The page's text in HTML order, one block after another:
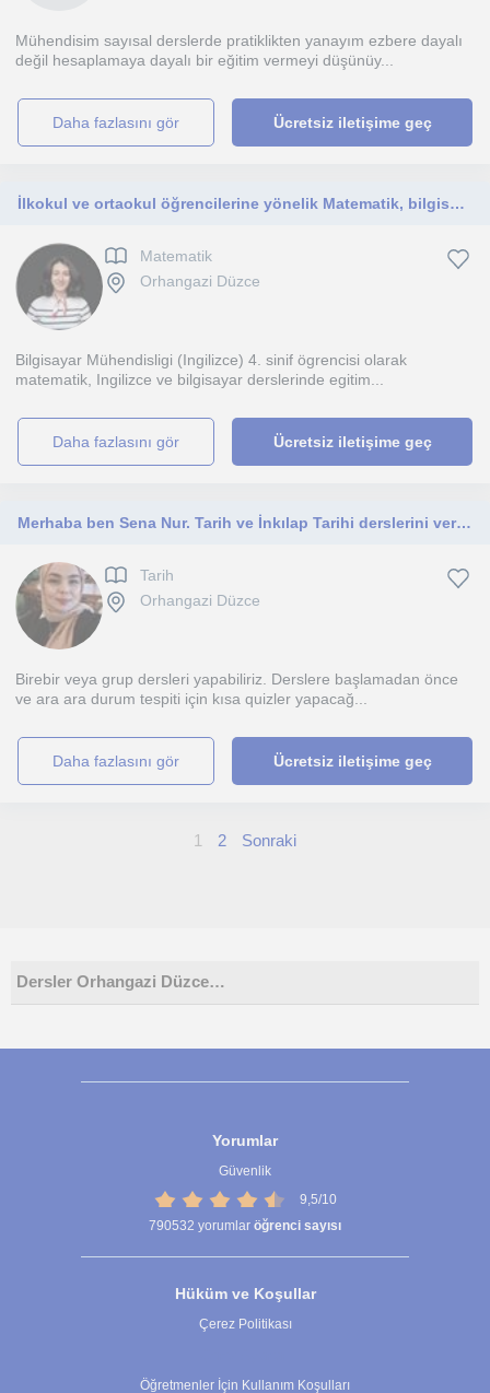
Mühendisim sayısal derslerde pratiklikten yanayım ezbere dayalı
değil hesaplamaya dayalı bir eğitim vermeyi düşünüy...
daha fazlasını gör Ücretsiz iletişime geç
İlkokul ve ortaokul öğrencilerine yönelik Matematik, bilgisayar dersleri; her yaşa uygun İngilizce eğitimi verebilirim.
Matematik
Orhangazi Düzce
Bilgisayar Mühendisligi (Ingilizce) 4. sinif ögrencisi olarak
matematik, Ingilizce ve bilgisayar derslerinde egitim...
daha fazlasını gör Ücretsiz iletişime geç
Merhaba ben Sena Nur. Tarih ve İnkılap Tarihi derslerini vermekteyim. Orta okul, lise ve sınav öğrencilerine yönelik.
Tarih
Orhangazi Düzce
Birebir veya grup dersleri yapabiliriz. Derslere başlamadan önce
ve ara ara durum tespiti için kısa quizler yapacağ...
daha fazlasını gör Ücretsiz iletişime geç
1 2 Sonraki
Dersler Orhangazi Düzce…
Yorumlar
Güvenlik
9,5/10
790532 yorumlar öğrenci sayısı
Hüküm ve Koşullar
Çerez Politikası
Öğretmenler İçin Kullanım Koşulları